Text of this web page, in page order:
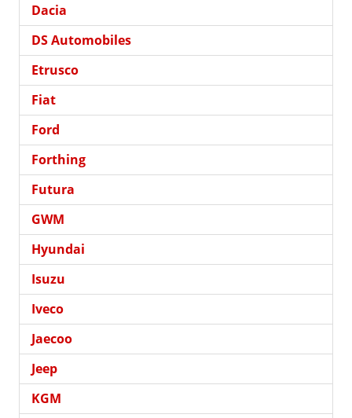
Dacia
DS Automobiles
Etrusco
Fiat
Ford
Forthing
Futura
GWM
Hyundai
Isuzu
Iveco
Jaecoo
Jeep
KGM